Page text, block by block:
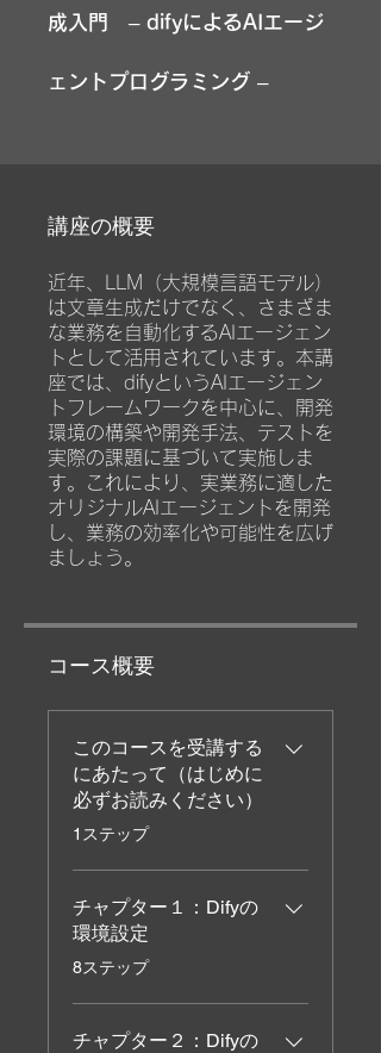
成入門 – difyによるAIエージ
ェントプログラミング –
講座の概要
近年、LLM（大規模言語モデル）
は文章生成だけでなく、さまざま
な業務を自動化するAIエージェン
トとして活用されています。本講
座では、difyというAIエージェン
トフレームワークを中心に、開発
環境の構築や開発手法、テストを
実際の課題に基づいて実施しま
す。これにより、実業務に適した
オリジナルAIエージェントを開発
し、業務の効率化や可能性を広げ
ましょう。
コース概要
このコースを受講する
にあたって（はじめに
必ずお読みください）
.1ステップ
チャプター１：Difyの
環境設定
.
8ステップ
チャプター２：Difyの